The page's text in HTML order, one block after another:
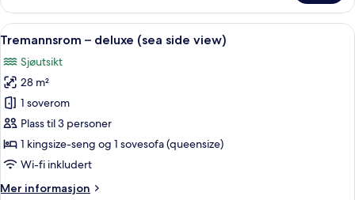
–
superior,
balkong,
Åpne
alle
bildene
av
Tremannsrom
–
deluxe
(sea
view)
Tremannsrom – deluxe (sea side
7
Tremannsrom – deluxe (sea side view)
Sjøutsikt
28 m²
1 soverom
Plass til 3 personer
1 kingsize-seng og 1 sovesofa (queensize)
Wi-fi inkludert
Mer informasjon
Mer